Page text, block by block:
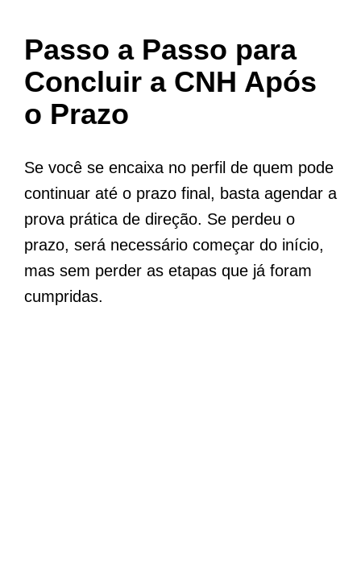
Passo a Passo para
Concluir a CNH Após
o Prazo
Se você se encaixa no perfil de quem pode
continuar até o prazo final, basta agendar a
prova prática de direção. Se perdeu o
prazo, será necessário começar do início,
mas sem perder as etapas que já foram
cumpridas.